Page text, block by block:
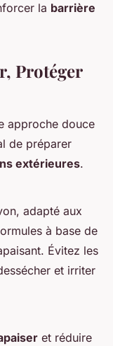
la barrière
Protéger
approche douce
de préparer
extérieures.
adapté aux
à base de
Évitez les
et irriter
et réduire